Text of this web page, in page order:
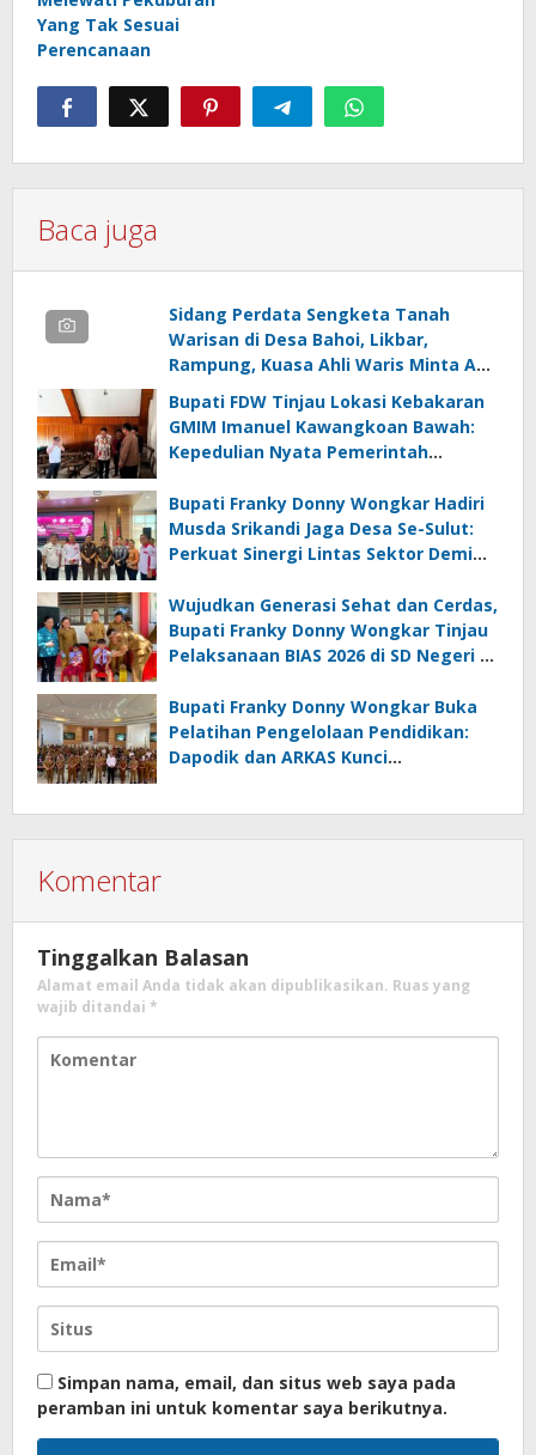
Yang Tak Sesuai
Perencanaan
Baca juga
Sidang Perdata Sengketa Tanah
Warisan di Desa Bahoi, Likbar,
Rampung, Kuasa Ahli Waris Minta APH
Usut Dugaan Mafia Tanah dan
Korupsi Dandes
Bupati FDW Tinjau Lokasi Kebakaran
GMIM Imanuel Kawangkoan Bawah:
Kepedulian Nyata Pemerintah
Terdampak
Bupati Franky Donny Wongkar Hadiri
Musda Srikandi Jaga Desa Se-Sulut:
Perkuat Sinergi Lintas Sektor Demi
Wujudkan Generasi Sehat dan Cerdas,
Bupati Franky Donny Wongkar Tinjau
Pelaksanaan BIAS 2026 di SD Negeri 2
Bupati Franky Donny Wongkar Buka
Pelatihan Pengelolaan Pendidikan:
Dapodik dan ARKAS Kunci
Komentar
Tinggalkan Balasan
Alamat email Anda tidak akan dipublikasikan. Ruas yang
wajib ditandai *
Simpan nama, email, dan situs web saya pada
peramban ini untuk komentar saya berikutnya.